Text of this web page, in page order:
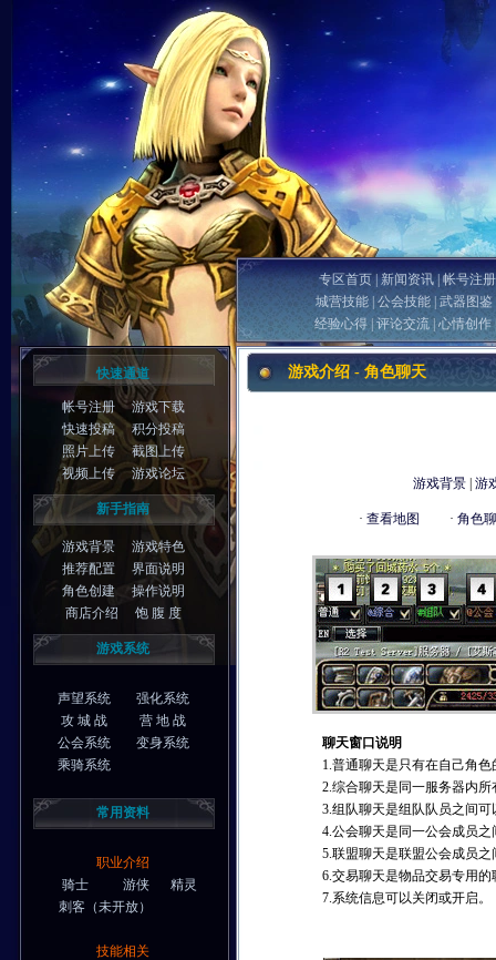
专区首页|新闻资讯|帐号注册
城营技能 公会技能 武器图鉴
经验心得 评论交流 心情创作
快速通道
帐号注册
游戏下载
快速投稿
积分投稿
照片上传截图上传
视频上传
游戏论坛
新手指南
游戏背景
游戏特色
推荐配置
界面说明
角色创建
操作说明
商店介绍
饱 腹 度
游戏系统
声望系统
强化系统
攻 城 战
营 地 战
公会系统
变身系统
乘骑系统
常用资料
职业介绍
骑士
游侠
精灵
刺客 （未开放）
技能相关
游戏介绍 - 角色聊天
游戏背景 游
·查看地图 ·角色
聊天窗口说明
1.普通聊天是只有在自己角
2.综合聊天是同一服务器内
3.组队聊天是组队队员之间
4.公会聊天是同一公会成员
5.联盟聊天是联盟公会成员
6.交易聊天是物品交易专用的
7.系统信息可以关闭或开启。